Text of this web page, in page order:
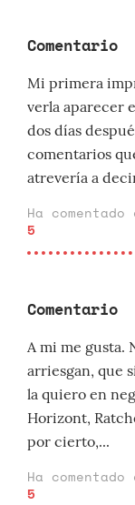
Comentario
Mi primera
verla aparecer
dos días
comentarios
atrevería a
Ha
5
Comentario
A mi me gusta.
arriesgan, que
la quiero en
Horizont,
por cierto,...
Ha
5